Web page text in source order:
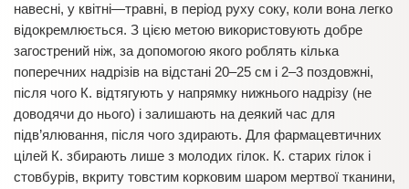
навесні, у квітні—травні, в період руху соку, коли вона легко
відокремлюється. З цією метою використовують добре
загострений ніж, за допомогою якого роблять кілька
поперечних надрізів на відстані 20–25 см і 2–3 поздовжні,
після чого К. відтягують у напрямку нижнього надрізу (не
доводячи до нього) і залишають на деякий час для
підв’ялювання, після чого здирають. Для фармацевтичних
цілей К. збирають лише з молодих гілок. К. старих гілок і
стовбурів, вкриту товстим корковим шаром мертвої тканини,